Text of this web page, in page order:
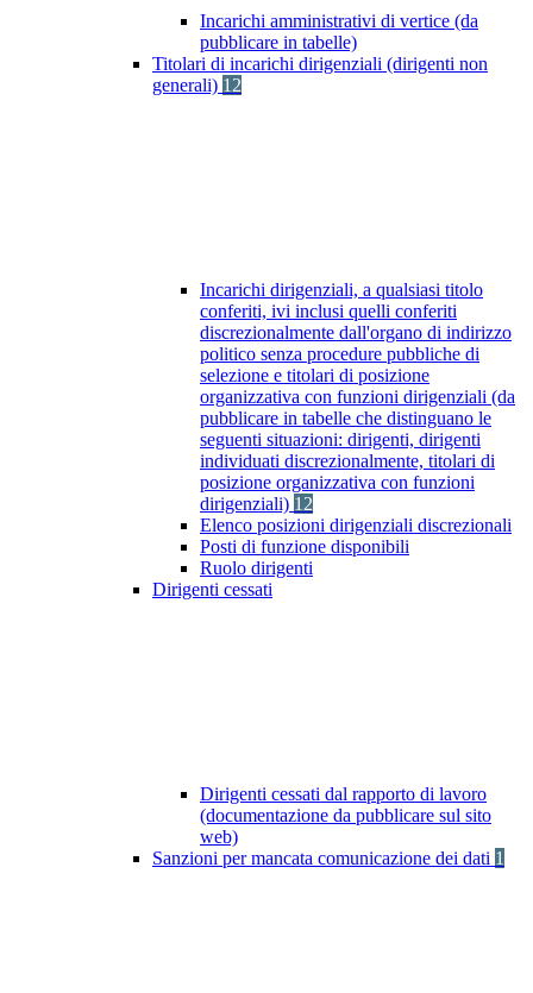
Incarichi amministrativi di vertice (da
pubblicare in tabelle)
Titolari di incarichi dirigenziali (dirigenti non
generali) 12
Incarichi dirigenziali, a qualsiasi titolo
conferiti, ivi inclusi quelli conferiti
discrezionalmente dall'organo di indirizzo
politico senza procedure pubbliche di
selezione e titolari di posizione
organizzativa con funzioni dirigenziali (da
pubblicare in tabelle che distinguano le
seguenti situazioni: dirigenti, dirigenti
individuati discrezionalmente, titolari di
posizione organizzativa con funzioni
dirigenziali) 12
Elenco posizioni dirigenziali discrezionali
Posti di funzione disponibili
Ruolo dirigenti
Dirigenti cessati
Dirigenti cessati dal rapporto di lavoro
(documentazione da pubblicare sul sito
web)
Sanzioni per mancata comunicazione dei dati 1